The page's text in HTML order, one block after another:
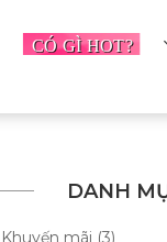
DANH
Khuyến mãi (3)